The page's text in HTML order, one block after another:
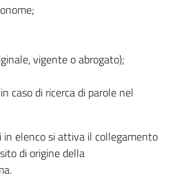
vigente o abrogato);
caso di ricerca di parole nel
elenco si attiva il collegamento
di origine della